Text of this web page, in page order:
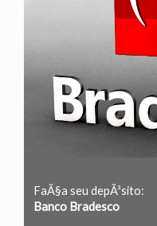
FaÃ§a seu depÃ³sito:
Banco Bradesco